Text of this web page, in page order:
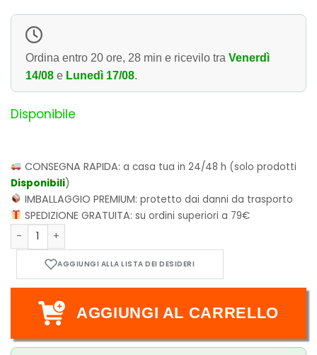
Ordina entro 20 ore, 28 min e ricevilo tra Venerdì
14/08 e Lunedì 17/08.
Disponibile
CONSEGNA RAPIDA:a casa tua in 24/48 h (solo prodotti
Disponibili)
IMBALLAGGIO PREMIUM:protetto dai danni da trasporto
SPEDIZIONE GRATUITA:su ordini superiori a 79€
Funko POP! Star Wars: Watto 702 quantità
AGGIUNGI AL CARRELLO